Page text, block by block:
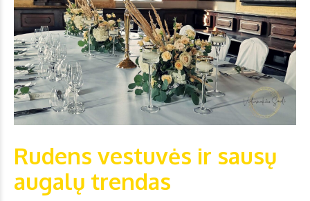
Rudens vestuvės ir sausų
augalų trendas